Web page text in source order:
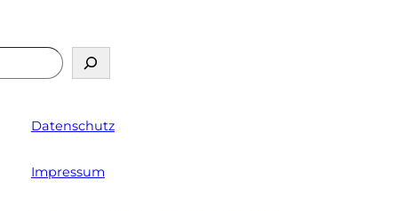
Datenschutz
Impressum